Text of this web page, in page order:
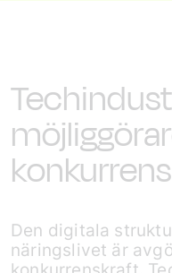
Den digitala
näringslivet är